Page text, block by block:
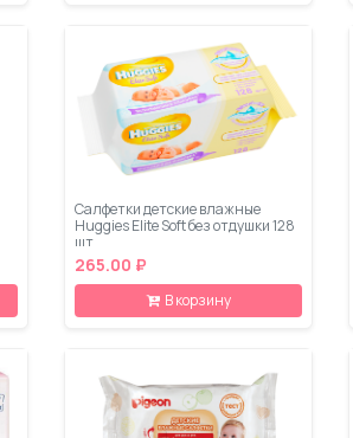
Салфетки детские влажные
Huggies Elite Soft без отдушки 128
шт
265.00 ₽
В корзину